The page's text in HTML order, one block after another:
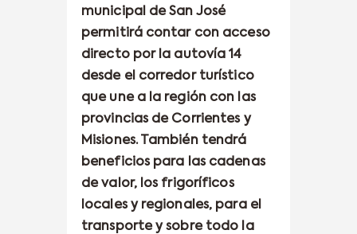
municipal de San José
permitirá contar con acceso
directo por la autovía 14
desde el corredor turístico
que une a la región con las
provincias de Corrientes y
Misiones. También tendrá
beneficios para las cadenas
de valor, los frigoríficos
locales y regionales, para el
transporte y sobre todo la